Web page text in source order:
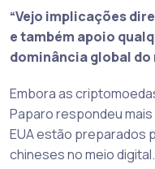
“Vejo implicações
e também apoio
dominância global do
Embora as
Paparo respondeu
EUA estão preparados
chineses no meio digital.